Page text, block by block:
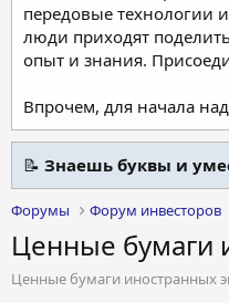
передовые технологии
люди приходят
опыт и знания.
Впрочем, для начала
📝 Знаешь буквы и
Форумы Форум инвесторов
Ценные бумаги
Ценные бумаги иностранных